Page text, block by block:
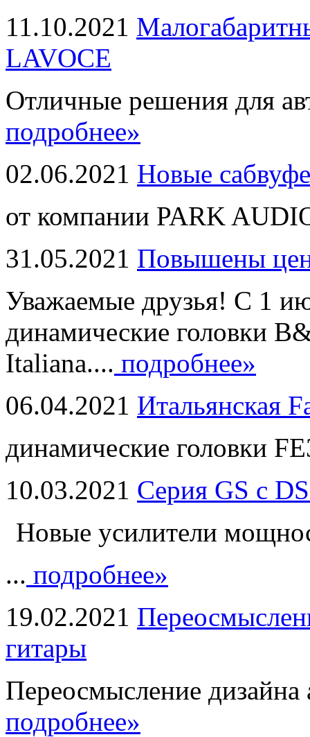
11.10.2021
LAVOCE
Отличные решения для
подробнее»
02.06.2021 Новые
от компании PARK
31.05.2021 Повышены
Уважаемые друзья! С 1
динамические головки
Italiana.... подробнее»
06.04.2021 Итальянская
динамические головки
10.03.2021 Серия GS с
Новые усилители
... подробнее»
19.02.2021
гитары
Переосмысление дизайна
подробнее»